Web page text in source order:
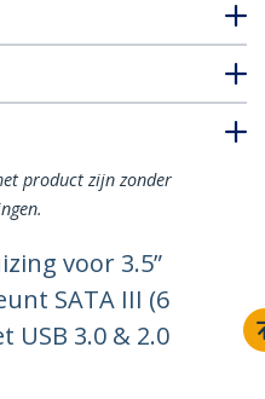
product zijn zonder
voor 3.5”
SATA III (6
USB 3.0 & 2.0